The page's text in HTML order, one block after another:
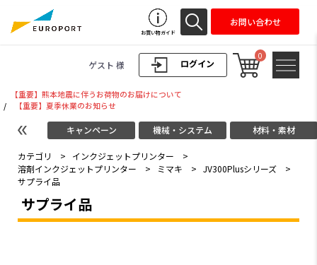
ログイン
ゲスト 様
0
お買い物ガイド
お問い合わせ
【重要】熊本地震に伴うお荷物のお届けについて
/
【重要】夏季休業のお知らせ
キャンペーン 機械・システム 材料・素材
カテゴリ > インクジェットプリンター
>
溶剤インクジェットプリンター
> ミマキ > JV300Plusシリーズ
>
サプライ品
サプライ品